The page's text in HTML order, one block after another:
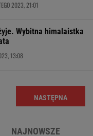
2023, 21:01
Wybitna himalaistka
13:08
NASTĘPNA
NAJNOWSZE